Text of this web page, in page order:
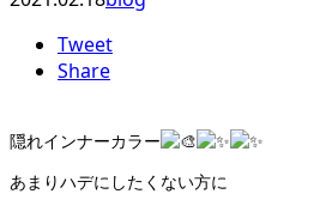
Tweet
Share
隠れインナーカラー
あまりハデにしたくない方に